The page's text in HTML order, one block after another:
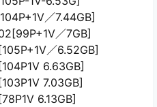
／7.44GB]
／7GB]
／6.52GB]
6.63GB]
7.03GB]
6.13GB]